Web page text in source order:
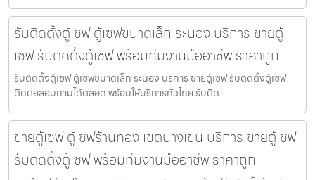
รับติดตั้งตู้เซฟ ตู้เซฟขนาดเล็ก ระนอง บริการ ขายตู้
เซฟ รับติดตั้งตู้เซฟ พร้อมทีมงานมืออาชีพ ราคาถูก
รับติดตั้งตู้เซฟ ตู้เซฟขนาดเล็ก ระนอง บริการ ขายตู้เซฟ รับติดตั้งตู้เซฟ
ติดต่อสอบถามได้ตลอด พร้อมให้บริการทั่วไทย รับติด
ขายตู้เซฟ ตู้เซฟร้านทอง เขตบางเขน บริการ ขายตู้เซฟ
รับติดตั้งตู้เซฟ พร้อมทีมงานมืออาชีพ ราคาถูก